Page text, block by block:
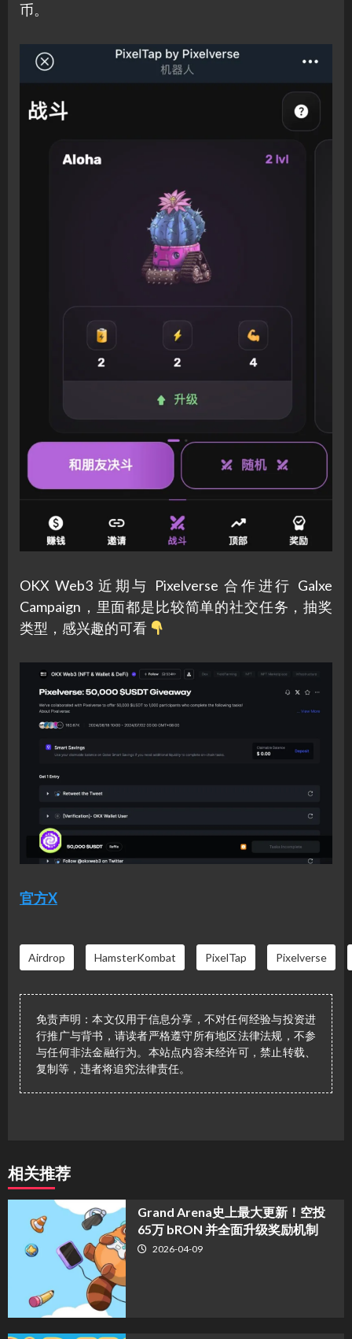
币。
OKX Web3 近期与 Pixelverse 合作进行 Galxe
Campaign，里面都是比较简单的社交任务，抽奖
类型，感兴趣的可看
官方X
Airdrop HamsterKombat PixelTap Pixelverse
免责声明：本文仅用于信息分享，不对任何经验与投资进
行推广与背书，请读者严格遵守所有地区法律法规，不参
与任何非法金融行为。本站点内容未经许可，禁止转载、
复制等，违者将追究法律责任。
相关推荐
Grand Arena史上最大更新！空投
65万 bRON 并全面升级奖励机制
2026-04-09